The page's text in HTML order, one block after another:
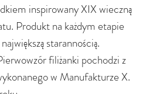
inspirowany XIX wieczną
Produkt na każdym etapie
starannością.
filiżanki pochodzi z
w Manufakturze X.